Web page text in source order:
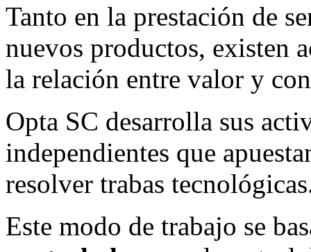
Tanto en la prestación de
nuevos productos, existen
la relación entre valor y
Opta SC desarrolla sus
independientes que
resolver trabas
Este modo de trabajo se